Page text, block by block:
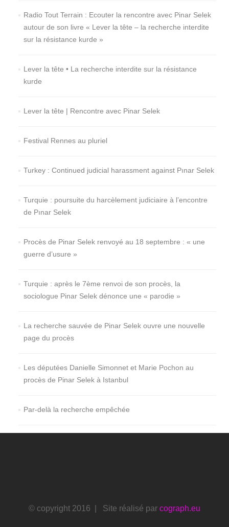
Radio Tout Terrain : Ecouter la rencontre avec Pinar Selek
autour de son livre « Lever la tête – la recherche interdite
sur la résistance kurde »
Lever la tête • La recherche interdite sur la résistance
kurde
Lever la tête | Rencontre avec Pinar Selek
Festival Rennes au pluriel
Turkey : Continued judicial harassment against Pınar Selek
Turquie : poursuite du harcèlement judiciaire à l’encontre
de Pınar Selek
Procès de Pinar Selek renvoyé au 18 septembre : « une
guerre d’usure »
Turquie : après le 7ème renvoi de son procès, la
sociologue Pinar Selek dénonce une « parodie »
La recherche sauvée de Pinar Selek ouvre une nouvelle
page du procès
Les députées Danielle Simonnet et Marie Pochon au
procès de Pinar Selek à Istanbul
Par-delà la recherche empêchée
© copyright 2016 | Site réalisé par cograph.eu